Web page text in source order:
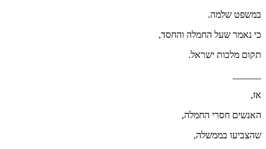
במשפט שלמה.
כי נאמר שעל החמלה והחסד,
תקום מלכות ישראל.
אז,
האנשים חסרי החמלה,
שהצביעו בממשלה,